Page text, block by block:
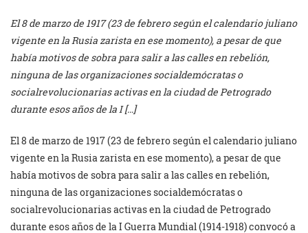
El 8 de marzo de 1917 (23 de febrero según el calendario juliano
vigente en la Rusia zarista en ese momento), a pesar de que
había motivos de sobra para salir a las calles en rebelión,
ninguna de las organizaciones socialdemócratas o
socialrevolucionarias activas en la ciudad de Petrogrado
durante esos años de la I […]
El 8 de marzo de 1917 (23 de febrero según el calendario juliano
vigente en la Rusia zarista en ese momento), a pesar de que
había motivos de sobra para salir a las calles en rebelión,
ninguna de las organizaciones socialdemócratas o
socialrevolucionarias activas en la ciudad de Petrogrado
durante esos años de la I Guerra Mundial (1914-1918) convocó a